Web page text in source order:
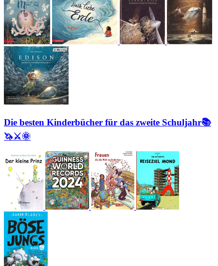
Die besten Kinderbücher für das zweite Schuljahr📚
🦄⚔🌞